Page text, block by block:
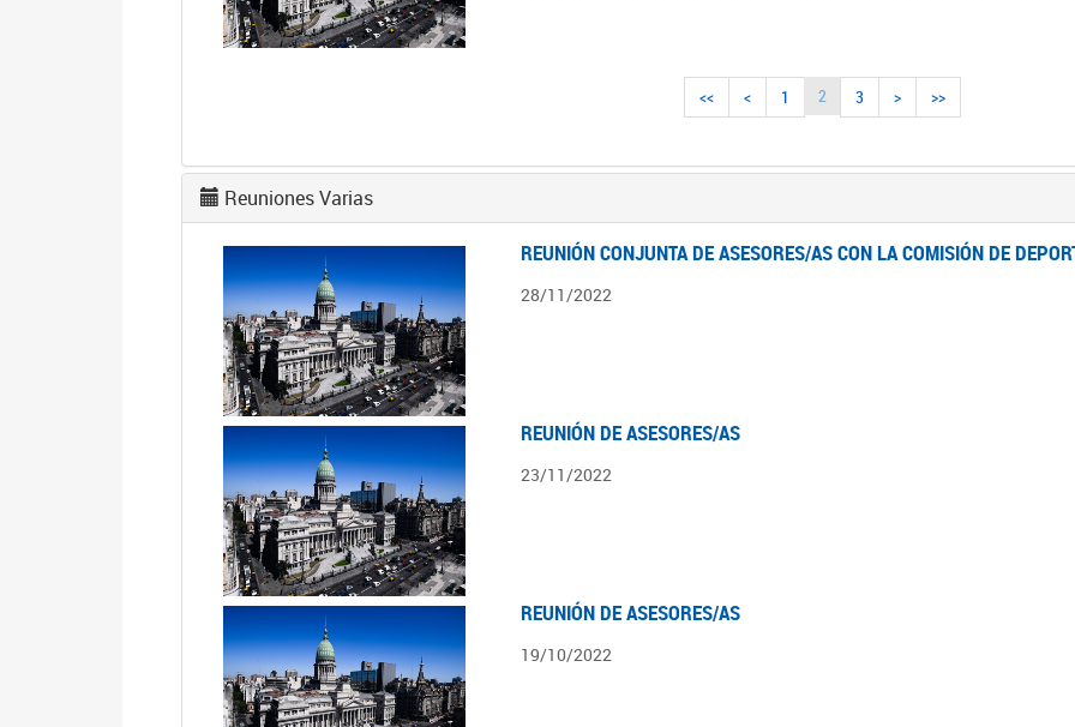
<< < 1 2 3 > >>
Reuniones Varias
REUNIÓN CONJUNTA DE ASESORES/AS CON LA COMISIÓN DE
28/11/2022
REUNIÓN DE ASESORES/AS
23/11/2022
REUNIÓN DE ASESORES/AS
19/10/2022